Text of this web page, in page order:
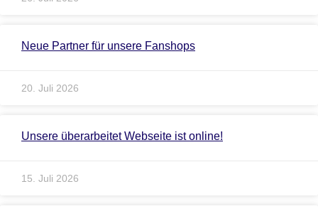
Neue Partner für unsere Fanshops
20. Juli 2026
Unsere überarbeitet Webseite ist online!
15. Juli 2026